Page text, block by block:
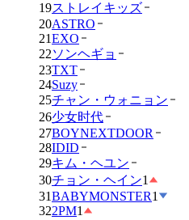
19ストレイキッズ
20ASTRO
21EXO
22ソンヘギョ
23TXT
24Suzy
25チャン・ウォニョン
26少女时代
27BOYNEXTDOOR
28IDID
29キム・ヘユン
30チョン・ヘイン1
31BABYMONSTER1
322PM1